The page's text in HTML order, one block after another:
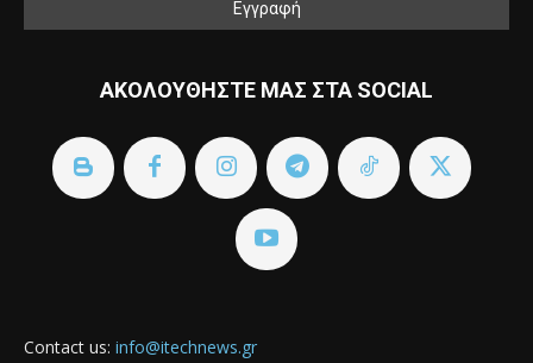
ΑΚΟΛΟΥΘΗΣΤΕ ΜΑΣ ΣΤΑ SOCIAL
Contact us: info@itechnews.gr